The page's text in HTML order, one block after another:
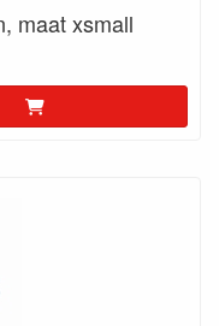
maat xsmall